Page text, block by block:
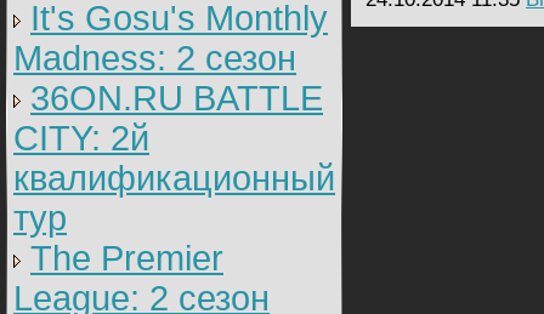
It's Gosu's Monthly
Madness: 2 сезон
36ON.RU BATTLE
CITY: 2й
квалификационный
тур
The Premier
League: 2 cезон